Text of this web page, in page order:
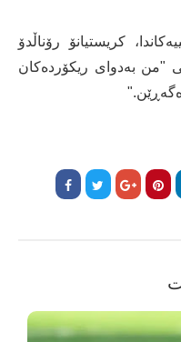
کریستیانۆ رۆناڵدۆ
"من بەدوای ریکۆردەکان